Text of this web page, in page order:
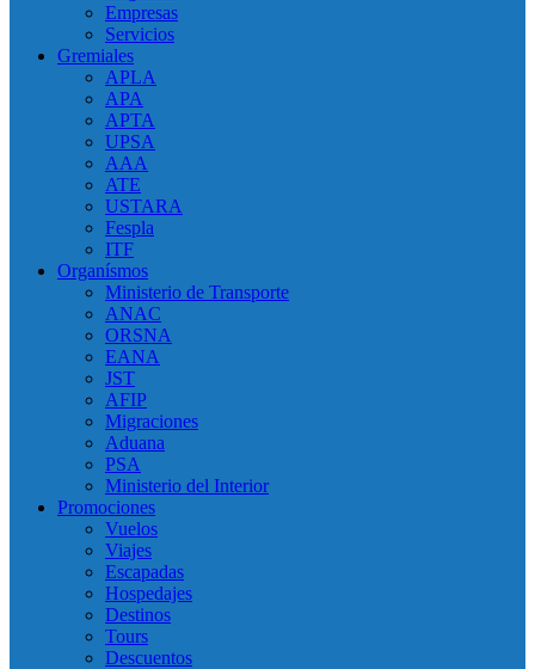
Empresas
Servicios
Gremiales
APLA
APA
APTA
UPSA
AAA
ATE
USTARA
Fespla
ITF
Organísmos
Ministerio de Transporte
ANAC
ORSNA
EANA
JST
AFIP
Migraciones
Aduana
PSA
Ministerio del Interior
Promociones
Vuelos
Viajes
Escapadas
Hospedajes
Destinos
Tours
Descuentos